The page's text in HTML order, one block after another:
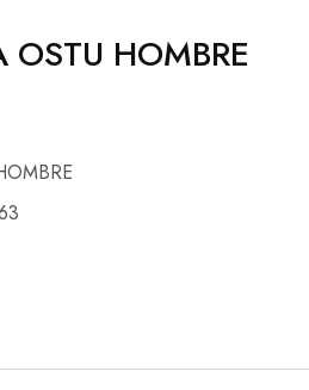
OSTU HOMBRE